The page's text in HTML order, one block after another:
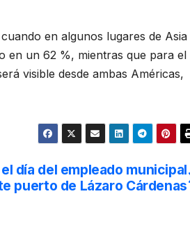
en algunos lugares de Asia
en un 62 %, mientras que para el
visible desde ambas Américas,
día del empleado municipal
puerto de Lázaro Cárdenas